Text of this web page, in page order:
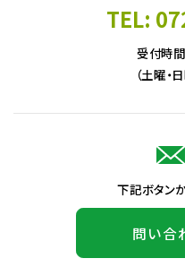
TEL:
受付時
（土曜・
下記ボタン
問い合